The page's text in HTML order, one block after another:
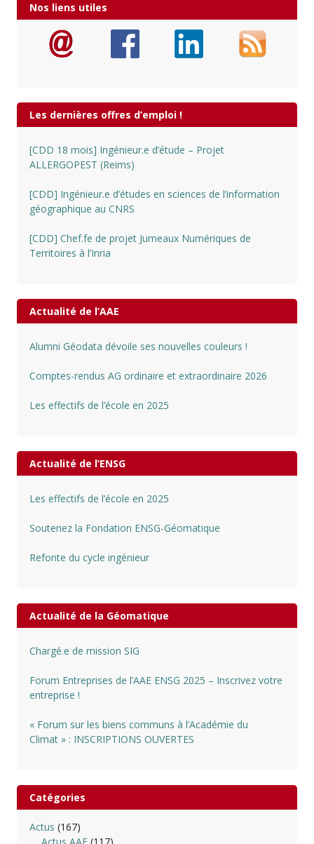
Nos liens utiles
Les dernières offres d’emploi !
[CDD 18 mois] Ingénieur.e d’étude – Projet
ALLERGOPEST (Reims)
[CDD] Ingénieur.e d’études en sciences de l’information
géographique au CNRS
[CDD] Chef.fe de projet Jumeaux Numériques de
Territoires à l’Inria
Actualité de l’AAE
Alumni Géodata dévoile ses nouvelles couleurs !
Comptes-rendus AG ordinaire et extraordinaire 2026
Les effectifs de l’école en 2025
Actualité de l’ENSG
Les effectifs de l’école en 2025
Soutenez la Fondation ENSG-Géomatique
Refonte du cycle ingénieur
Actualité de la Géomatique
Chargé.e de mission SIG
Forum Entreprises de l’AAE ENSG 2025 – Inscrivez votre
entreprise !
« Forum sur les biens communs à l’Académie du
Climat » : INSCRIPTIONS OUVERTES
Catégories
Actus (167)